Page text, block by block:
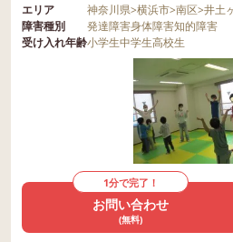
エリア 神奈川県>横浜市>南区>井土
障害種別
発達障害身体障害知的障害
受け入れ年齢小学生中学生高校生
1分で完了！
お問い合わせ
(無料)